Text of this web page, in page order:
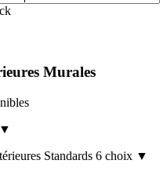
Murales
▼
Standards 6 choix ▼